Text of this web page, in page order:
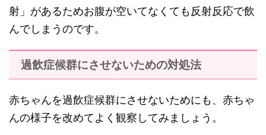
射」があるためお腹が空いてなくても反射反応で飲
んでしまうのです。
過飲症候群にさせないための対処法
赤ちゃんを過飲症候群にさせないためにも、赤ちゃ
んの様子を改めてよく観察してみましょう。